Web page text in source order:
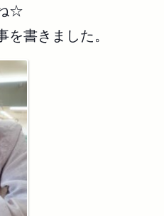
☆
を書きました。